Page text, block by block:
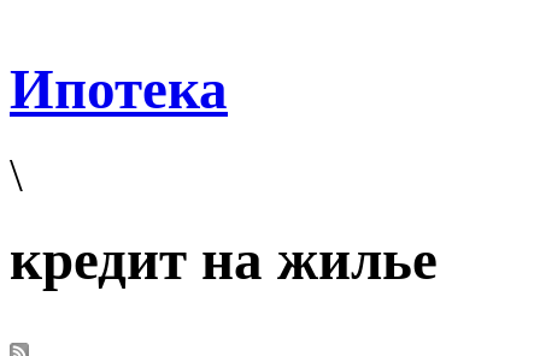
Ипотека
\
кредит на жилье